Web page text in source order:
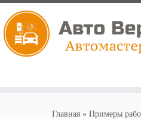
Главная » Примеры